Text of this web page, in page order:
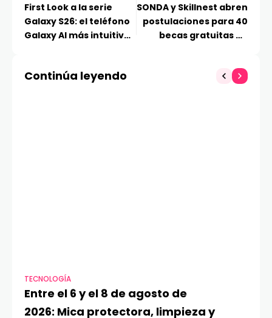
First Look a la serie
Galaxy S26: el teléfono
Galaxy AI más intuitivo
SONDA y Skillnest abren
postulaciones para 40
becas gratuitas en
Continúa leyendo
TECNOLOGÍA
Entre el 6 y el 8 de agosto de
2026: Mica protectora, limpieza y